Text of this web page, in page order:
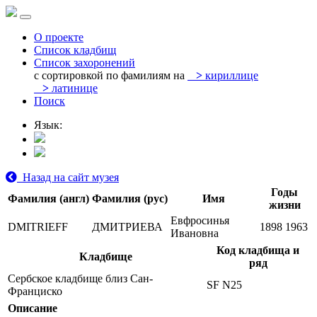
О проекте
Список кладбищ
Список захоронений
с сортировкой по фамилиям на
> кириллице
> латинице
Поиск
Язык:
Назад на сайт музея
Фамилия (англ) Фамилия (рус) Имя
Годы
жизни
DMITRIEFF
ДМИТРИЕВА
Евфросинья
Ивановна
1898 1963
Кладбище
Код кладбища и
ряд
Сербское кладбище близ Сан-
Франциско
SF N25
Описание